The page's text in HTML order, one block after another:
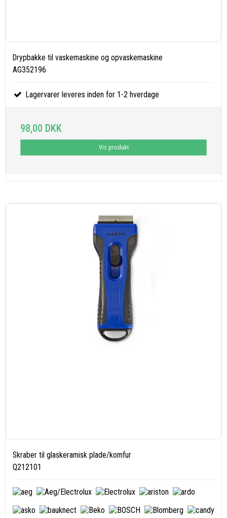
Drypbakke til vaskemaskine og opvaskemaskine
AG352196
Lagervarer leveres inden for 1-2 hverdage
98,00 DKK
Vis produkt
Skraber til glaskeramisk plade/komfur
Q212101